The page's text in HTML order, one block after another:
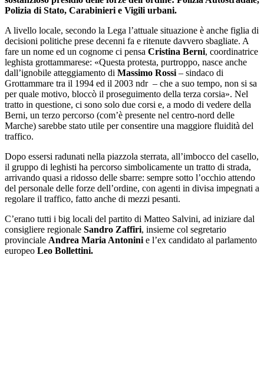
Polizia di Stato, Carabinieri e Vigili urbani.
A livello locale, secondo la Lega l’attuale situazione è anche figlia di
decisioni politiche prese decenni fa e ritenute davvero sbagliate. A
fare un nome ed un cognome ci pensa Cristina Berni, coordinatrice
leghista grottammarese: «Questa protesta, purtroppo, nasce anche
dall’ignobile atteggiamento di Massimo Rossi – sindaco di
Grottammare tra il 1994 ed il 2003 ndr – che a suo tempo, non si sa
per quale motivo, bloccò il proseguimento della terza corsia». Nel
tratto in questione, ci sono solo due corsi e, a modo di vedere della
Berni, un terzo percorso (com’è presente nel centro-nord delle
Marche) sarebbe stato utile per consentire una maggiore fluidità del
traffico.
Dopo essersi radunati nella piazzola sterrata, all’imbocco del casello,
il gruppo di leghisti ha percorso simbolicamente un tratto di strada,
arrivando quasi a ridosso delle sbarre: sempre sotto l’occhio attendo
del personale delle forze dell’ordine, con agenti in divisa impegnati a
regolare il traffico, fatto anche di mezzi pesanti.
C’erano tutti i big locali del partito di Matteo Salvini, ad iniziare dal
consigliere regionale Sandro Zaffiri, insieme col segretario
provinciale Andrea Maria Antonini e l’ex candidato al parlamento
europeo Leo Bollettini.